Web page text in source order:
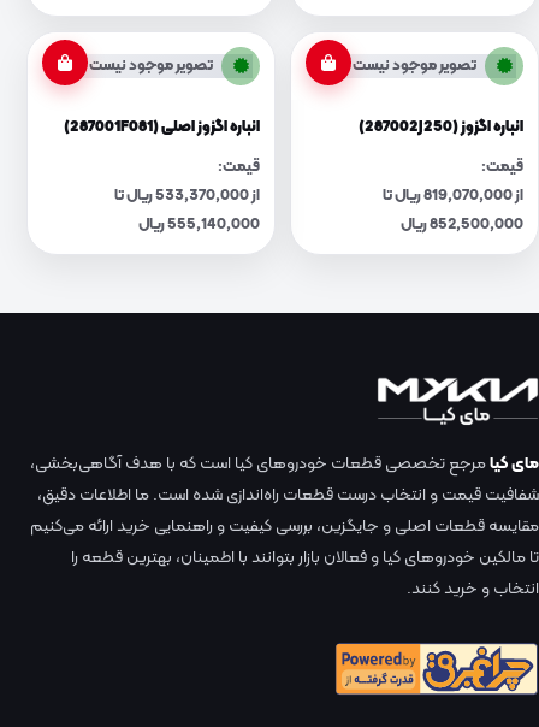
تصویر موجود نیست
انباره اگزوز (287002J250)
قیمت:
از 819,070,000 ریال تا
852,500,000 ریال
تصویر موجود نیست
انباره اگزوز اصلی (287001F081)
قیمت:
از 533,370,000 ریال تا
555,140,000 ریال
مای کیامرجع تخصصی قطعات خودروهای کیا است که با هدف آگاهی‌بخشی،
شفافیت قیمت و انتخاب درست قطعات راه‌اندازی شده است. ما اطلاعات دقیق،
مقایسه قطعات اصلی و جایگزین، بررسی کیفیت و راهنمایی خرید ارائه می‌کنیم
تا مالکین خودروهای کیا و فعالان بازار بتوانند با اطمینان، بهترین قطعه را
انتخاب و خرید کنند.